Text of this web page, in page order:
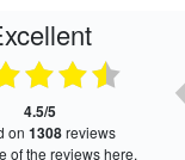
4.5/5
on 1308reviews
of the reviews here.